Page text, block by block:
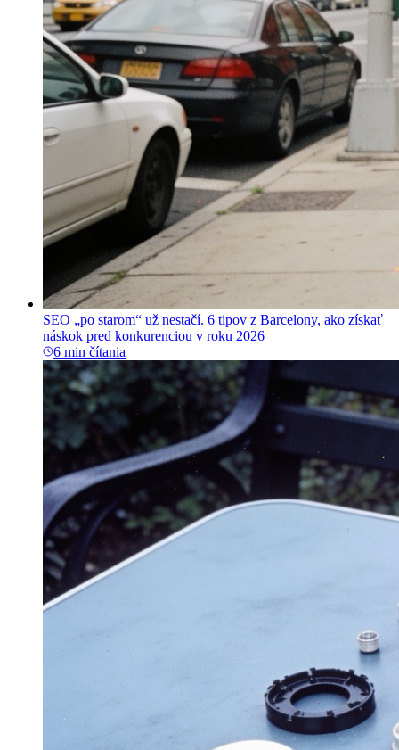
SEO „po starom“ už nestačí. 6 tipov z Barcelony, ako získať
náskok pred konkurenciou v roku 2026
6 min čítania